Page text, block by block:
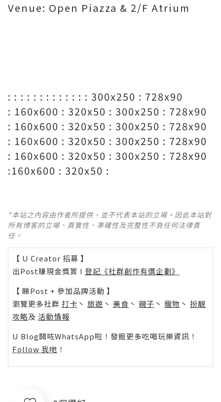
Venue: Open Piazza & 2/F Atrium
: : : : : : : : : : : : : 300x250 : 728x90
: 160x600 : 320x50 : 300x250 : 728x90
: 160x600 : 320x50 : 300x250 : 728x90
: 160x600 : 320x50 : 300x250 : 728x90
: 160x600 : 320x50 : 300x250 : 728x90
:160x600 : 320x50 :
*本站之內容由作者所提供，並不代表本站的立場。因此本站對
所有博客的立場、真實性、準確性及完整性不負任何法律責
任。
【 U Creator 招募 】
出Post賺現金獎賞 l 登記《社群創作有價企劃》
【 睇Post + 參加品牌活動 】
瀏覽更多社群 打卡 丶 旅遊 丶 美食 丶 親子 丶 寵物 丶 扮靚
攻略及 活動情報
U Blog開咗WhatsApp啦！發掘更多吃喝玩樂資訊！
Follow 我哋 ！